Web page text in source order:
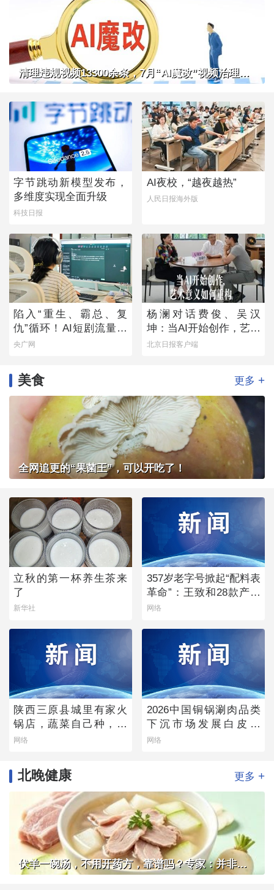
清理违规视频13300余条，7月“AI魔改”视频治理成果公布
字节跳动新模型发布，
多维度实现全面升级
科技日报
AI夜校，“越夜越热”
人民日报海外版
陷入“重生、霸总、复
仇”循环！AI短剧流量狂
欢背后
央广网
杨澜对话费俊、吴汉
坤：当AI开始创作，艺术
意义如何重构
北京日报客户端
美食 更多 +
全网追更的“果菌王”，可以开吃了！
立秋的第一杯养生茶来
了
新华社
357岁老字号掀起“配料表
革命”：王致和28款产品
获清洁标签0级评价
网络
陕西三原县城里有家火
锅店，蔬菜自己种，羊
肉从盐池拉，毛肚当天
网络
2026中国铜锅涮肉品类
下沉市场发展白皮书
——老北京味道的县域
网络
北晚健康 更多 +
伏羊一碗汤，不用开药方，靠谱吗？专家：并非人人适用